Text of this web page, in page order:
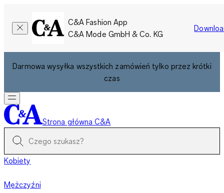
C&A Fashion App
C&A Mode GmbH & Co. KG
Darmowa wysyłka wszystkich zamówień tylko przez krótki
czas
Strona główna C&A
Kobiety
Mężczyźni